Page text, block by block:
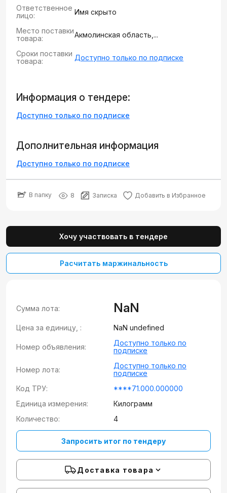
Ответственное
лицо:
Имя скрыто
Место поставки
товара:
Акмолинская область,...
Сроки поставки
товара:
Доступно только по подписке
Информация о тендере:
Доступно только по подписке
Дополнительная информация
Доступно только по подписке
В папку 8 Записка Добавить в Избранное
Хочу участвовать в тендере
Расчитать маржинальность
Сумма лота: NaN
Цена за единицу, : NaN undefined
Номер объявления:
Доступно только по
подписке
Номер лота:
Доступно только по
подписке
Код ТРУ:
****71.000.000000
Единица измерения:
Килограмм
Количество:
4
Запросить итог по тендеру
Доставка товара